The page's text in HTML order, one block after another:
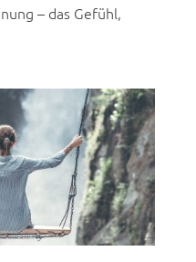
– das Gefühl,